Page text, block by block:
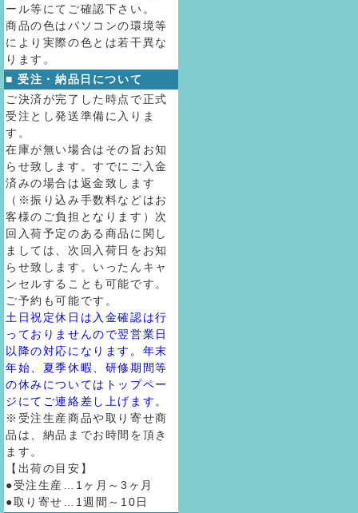
ール等にてご確認下さい。
商品の色はパソコンの環境等
により実際の色とは若干異な
ります。
■ 受注・納品日について
ご決済が完了した時点で正式
受注とし発送準備に入りま
す。
在庫が無い場合はその旨お知
らせ致します。すでにご入金
済みの場合は返金致します
（※振り込み手数料などはお
客様のご負担となります）次
回入荷予定のある商品に関し
ましては、次回入荷日をお知
らせ致します。いったんキャ
ンセルすることも可能です。
ご予約も可能です。
土日祝定休日は入金確認は行
っておりませんので翌営業日
以降の対応になります。年末
年始、夏季休暇、研修期間等
の休みについてはトップペー
ジにてご連絡差し上げます。
※受注生産商品や取り寄せ商
品は、納品までお時間を頂き
ます。
【出荷の目安】
●受注生産…1ヶ月～3ヶ月
●取り寄せ…1週間～10日